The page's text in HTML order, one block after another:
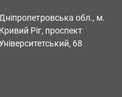
Дніпропетровська обл., м.
Кривий Ріг, проспект
68